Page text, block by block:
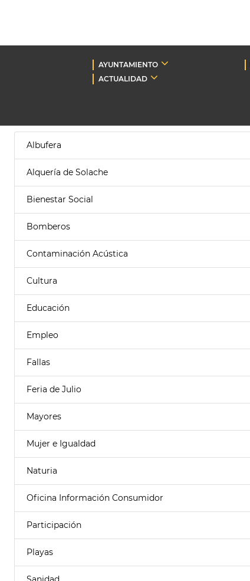
AYUNTAMIENTO
ACTUALIDAD
Albufera
Alquería de Solache
Bienestar Social
Bomberos
Contaminación Acústica
Cultura
Educación
Empleo
Fallas
Feria de Julio
Mayores
Mujer e Igualdad
Naturia
Oficina Información Consumidor
Participación
Playas